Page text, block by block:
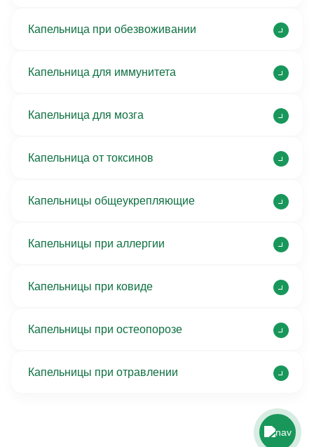
Капельница при обезвоживании
Капельница для иммунитета
Капельница для мозга
Капельница от токсинов
Капельницы общеукрепляющие
Капельницы при аллергии
Капельницы при ковиде
Капельницы при остеопорозе
Капельницы при отравлении